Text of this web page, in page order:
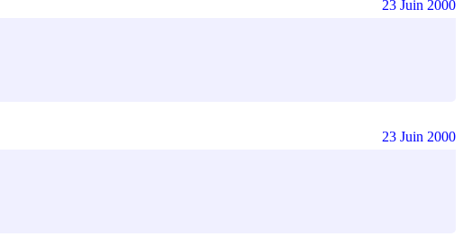
23 Juin 2000
23 Juin 2000